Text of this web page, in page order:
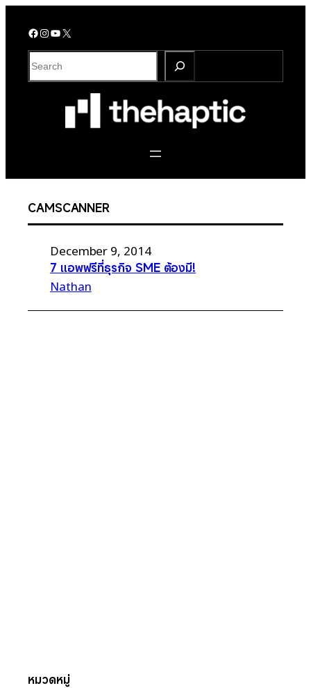
Facebook InstagramYouTube X
S
e
CAMSCANNER
December 9, 2014
7 แอพฟรีที่ธุรกิจ SME ต้องมี!
Nathan
หมวดหมู่